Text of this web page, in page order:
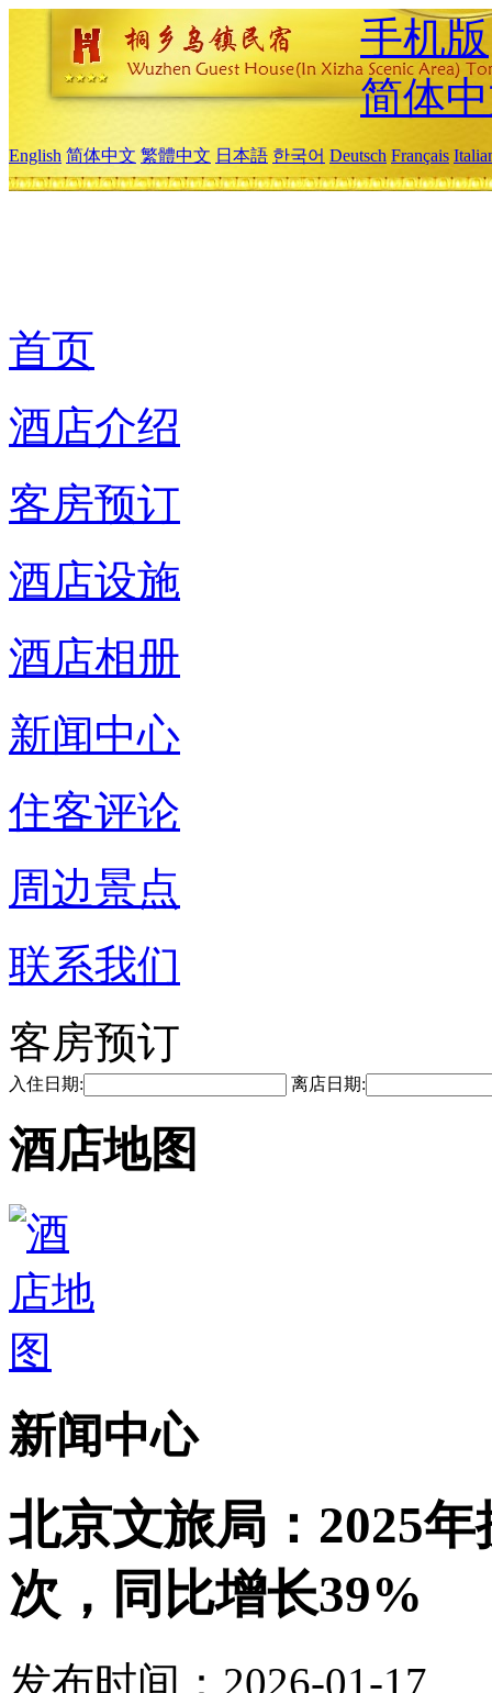
手机版
简体
English 简体中文 繁體中文 日本語 한국어 Deutsch Français
首页
酒店介绍
客房预订
酒店设施
酒店相册
新闻中心
住客评论
周边景点
联系我们
客房预订
入住日期: 离店日期:
酒店地图
新闻中心
北京文旅局：2025
次，同比增长39%
发布时间：2026-01-17